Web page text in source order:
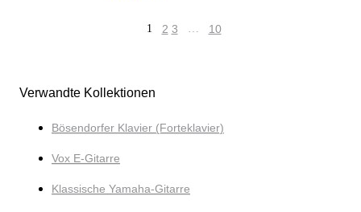
1 2 3 … 10
Verwandte Kollektionen
Bösendorfer Klavier (Forteklavier)
Vox E-Gitarre
Klassische Yamaha-Gitarre